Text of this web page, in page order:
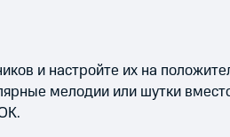
и настройте их на
мелодии или шутки